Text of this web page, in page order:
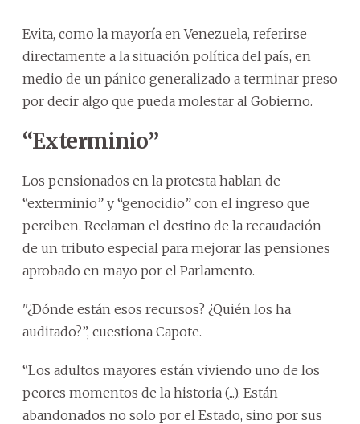
Evita, como la mayoría en Venezuela, referirse
directamente a la situación política del país, en
medio de un pánico generalizado a terminar preso
por decir algo que pueda molestar al Gobierno.
“Exterminio”
Los pensionados en la protesta hablan de
“exterminio” y “genocidio” con el ingreso que
perciben. Reclaman el destino de la recaudación
de un tributo especial para mejorar las pensiones
aprobado en mayo por el Parlamento.
"¿Dónde están esos recursos? ¿Quién los ha
auditado?”, cuestiona Capote.
“Los adultos mayores están viviendo uno de los
peores momentos de la historia (...). Están
abandonados no solo por el Estado, sino por sus